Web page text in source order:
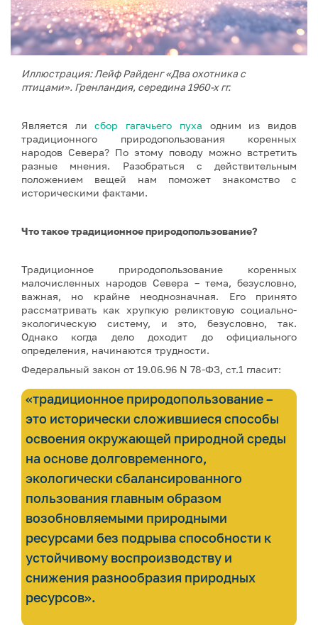
Иллюстрация: Лейф Райденг «Два охотника с
птицами». Гренландия, середина 1960-х гг.
Является лисбор гагачьего пуха одним из видов
традиционного природопользования коренных
народов Севера? По этому поводу можно встретить
разные мнения. Разобраться с действительным
положением вещей нам поможет знакомство с
историческими фактами.
Что такое традиционное природопользование?
Традиционное природопользование коренных
малочисленных народов Севера – тема, безусловно,
важная, но крайне неоднозначная. Его принято
рассматривать как хрупкую реликтовую социально-
экологическую систему, и это, безусловно, так.
Однако когда дело доходит до официального
определения, начинаются трудности.
Федеральный закон от 19.06.96 N 78-ФЗ, ст.1 гласит:
«традиционное природопользование –
это исторически сложившиеся способы
освоения окружающей природной среды
на основе долговременного,
экологически сбалансированного
пользования главным образом
возобновляемыми природными
ресурсами без подрыва способности к
устойчивому воспроизводству и
снижения разнообразия природных
ресурсов».